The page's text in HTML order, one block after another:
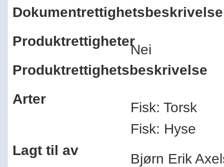
Dokumentrettighetsbeskrivelse
Produktrettigheter
Nei
Produktrettighetsbeskrivelse
Arter
Fisk: Torsk
Fisk: Hyse
Lagt til av
Bjørn Erik